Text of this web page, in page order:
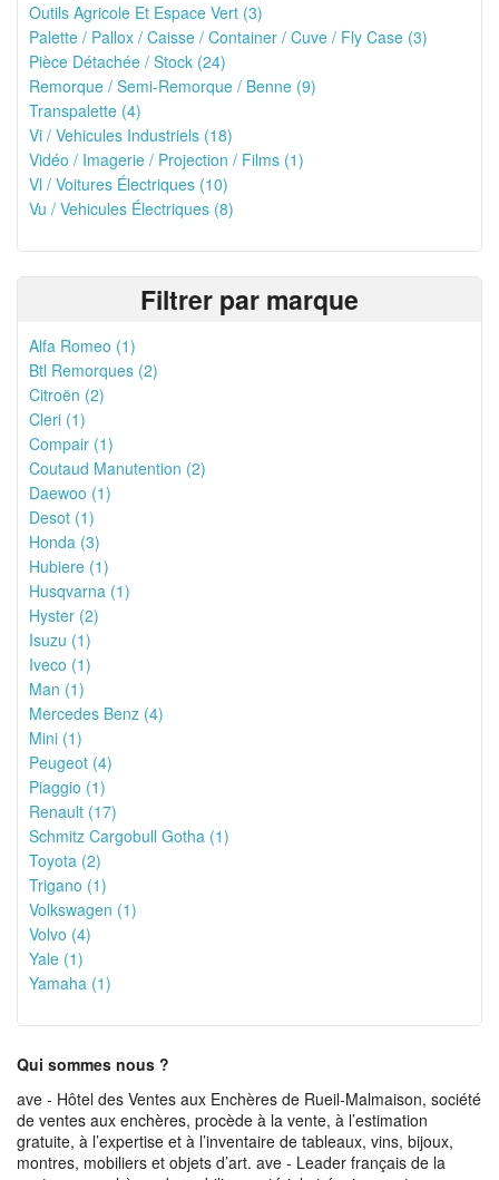
Outils Agricole Et Espace Vert (3)
Palette / Pallox / Caisse / Container / Cuve / Fly Case (3)
Pièce Détachée / Stock (24)
Remorque / Semi-Remorque / Benne (9)
Transpalette (4)
Vi / Vehicules Industriels (18)
Vidéo / Imagerie / Projection / Films (1)
Vl / Voitures Électriques (10)
Vu / Vehicules Électriques (8)
Filtrer par marque
Alfa Romeo (1)
Btl Remorques (2)
Citroën (2)
Cleri (1)
Compair (1)
Coutaud Manutention (2)
Daewoo (1)
Desot (1)
Honda (3)
Hubiere (1)
Husqvarna (1)
Hyster (2)
Isuzu (1)
Iveco (1)
Man (1)
Mercedes Benz (4)
Mini (1)
Peugeot (4)
Piaggio (1)
Renault (17)
Schmitz Cargobull Gotha (1)
Toyota (2)
Trigano (1)
Volkswagen (1)
Volvo (4)
Yale (1)
Yamaha (1)
Qui sommes nous ?
ave - Hôtel des Ventes aux Enchères de Rueil-Malmaison, société
de ventes aux enchères, procède à la vente, à l’estimation
gratuite, à l’expertise et à l’inventaire de tableaux, vins, bijoux,
montres, mobiliers et objets d’art. ave - Leader français de la